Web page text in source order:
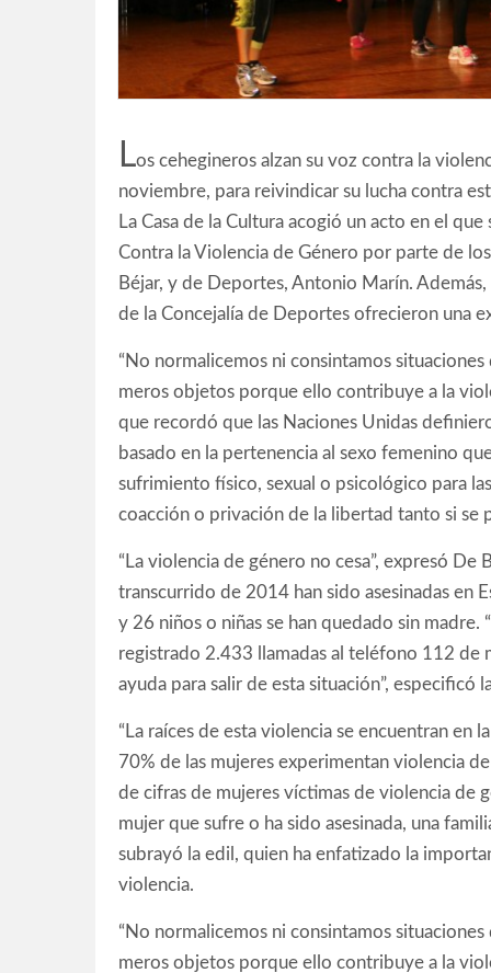
Los cehegineros alzan su voz contra la
noviembre, para reivindicar su lucha contra
La Casa de la Cultura acogió un acto en el
Contra la Violencia de Género por parte de
Béjar, y de Deportes, Antonio Marín.
de la Concejalía de Deportes ofrecieron una
“No normalicemos ni consintamos
meros objetos porque ello contribuye a la
que recordó que las Naciones Unidas
basado en la pertenencia al sexo femenino
sufrimiento físico, sexual o psicológico para
coacción o privación de la libertad tanto si se
“La violencia de género no cesa”, expresó
transcurrido de 2014 han sido asesinadas en
y 26 niños o niñas se han quedado sin madre.
registrado 2.433 llamadas al teléfono 112 de
ayuda para salir de esta situación”, especificó
“La raíces de esta violencia se encuentran en
70% de las mujeres experimentan violencia
de cifras de mujeres víctimas de violencia de
mujer que sufre o ha sido asesinada, una
subrayó la edil, quien ha enfatizado la
violencia.
“No normalicemos ni consintamos
meros objetos porque ello contribuye a la